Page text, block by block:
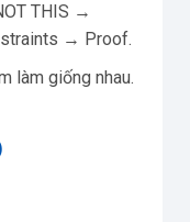
THIS →
→ Proof.
làm giống nhau.